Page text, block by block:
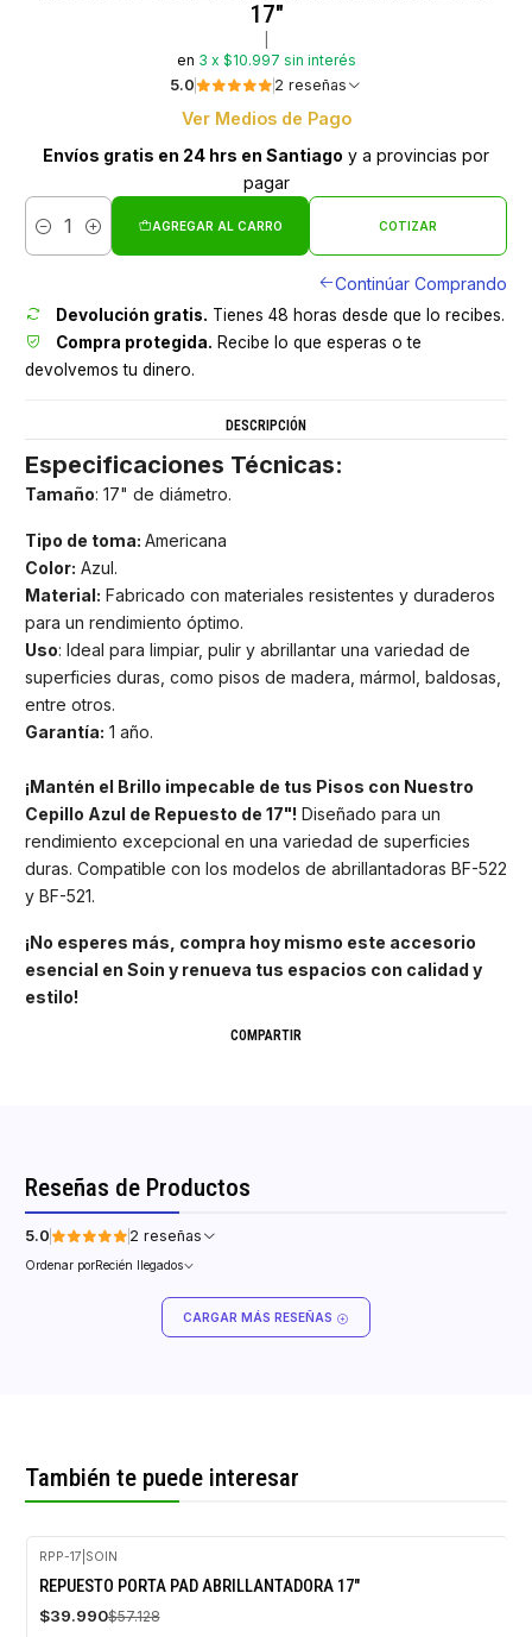
17"
en 3 x $10.997 sin interés
5.0
2 reseñas
Ver Medios de Pago
Envíos gratis en 24 hrs en Santiago y a provincias por
pagar
Cantidad
AGREGAR AL CARRO COTIZAR
Continúar Comprando
Devolución gratis. Tienes 48 horas desde que lo recibes.
Compra protegida. Recibe lo que esperas o te
devolvemos tu dinero.
DESCRIPCIÓN
Especificaciones Técnicas:
Tamaño: 17" de diámetro.
Tipo de toma: Americana
Color: Azul.
Material: Fabricado con materiales resistentes y duraderos
para un rendimiento óptimo.
Uso: Ideal para limpiar, pulir y abrillantar una variedad de
superficies duras, como pisos de madera, mármol, baldosas,
entre otros.
Garantía: 1 año.
¡Mantén el Brillo impecable de tus Pisos con Nuestro
Cepillo Azul de Repuesto de 17"! Diseñado para un
rendimiento excepcional en una variedad de superficies
duras. Compatible con los modelos de abrillantadoras BF-522
y BF-521.
¡No esperes más, compra hoy mismo este accesorio
esencial en Soin y renueva tus espacios con calidad y
estilo!
COMPARTIR
Reseñas de Productos
5.0 2 reseñas
Ordenar porRecién llegados
CARGAR MÁS RESEÑAS
También te puede interesar
-30%
OFF
RPP-17 SOIN
REPUESTO PORTA PAD ABRILLANTADORA 17"
$39.990$57.128